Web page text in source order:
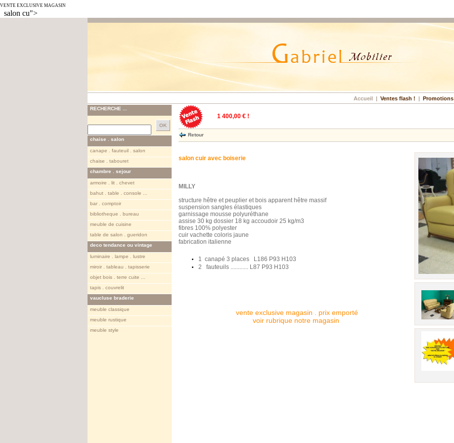
VENTE EXCLUSIVE MAGASIN
salon cu">
Accueil | Ventes flash ! | Promotions
RECHERCHE ...
chaise . salon
canape . fauteuil . salon
chaise . tabouret
chambre . sejour
armoire . lit . chevet
bahut . table . console ...
bar . comptoir
bibliotheque . bureau
meuble de cuisine
table de salon . gueridon
deco tendance ou vintage
luminaire . lampe . lustre
miroir . tableau . tapisserie
objet bois . terre cuite ...
tapis . couvrelit
vaucluse braderie
meuble classique
meuble rustique
meuble style
1 400,00 € !
Retour
salon cuir avec boiserie
MILLY
structure hêtre et peuplier et bois apparent hêtre massif
suspension sangles élastiques
garnissage mousse polyuréthane
assise 30 kg dossier 18 kg accoudoir 25 kg/m3
fibres 100% polyester
cuir vachette coloris jaune
fabrication italienne
1 canapé 3 places L186 P93 H103
2 fauteuils ............ L87 P93 H103
vente exclusive magasin . prix emporté
voir rubrique notre magasin